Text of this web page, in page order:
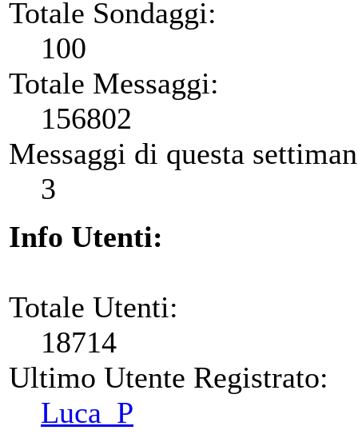
Totale Sondaggi:
100
Totale Messaggi:
156802
Messaggi di questa
3
Info Utenti:
Totale Utenti:
18714
Ultimo Utente Registrato:
Luca_P